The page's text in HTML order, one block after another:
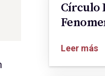
Círculo
Leer más